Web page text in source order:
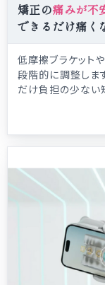
矯正の痛みが不
できるだけ痛く
低摩擦ブラケット
段階的に調整しま
だけ負担の少ない